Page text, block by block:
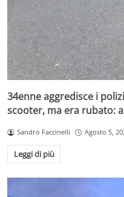
34enne aggredisce i
scooter, ma era rubato:
Sandro Faccinelli Agosto 5,
Leggi di più